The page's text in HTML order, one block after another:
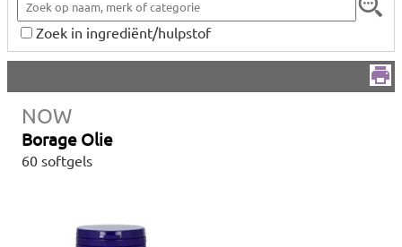
Zoek in ingrediënt/hulpstof
NOW
Borage Olie
60 softgels